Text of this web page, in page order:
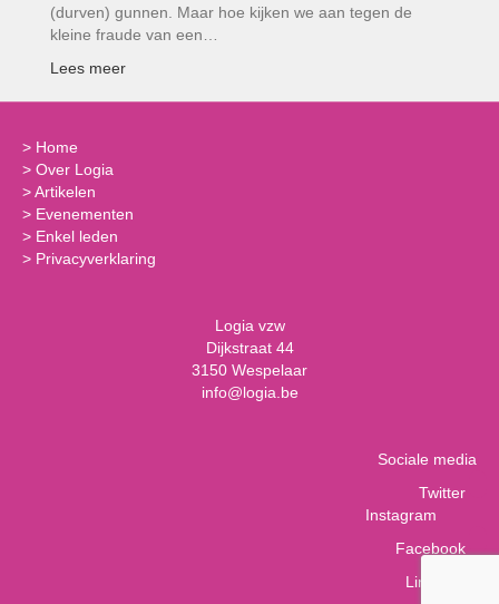
(durven) gunnen. Maar hoe kijken we aan tegen de
kleine fraude van een…
Lees meer
> Home
> Over Logia
>Artikelen
> Evenementen
> Enkel leden
> Privacyverklaring
Logia vzw
Dijkstraat 44
3150 Wespelaar
info@logia.be
Sociale media
Twitter
Instagram
Facebook
LinkedIn